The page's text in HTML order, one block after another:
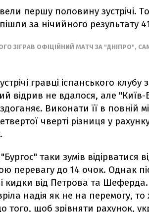
першу половину зустрічі.
за нічийного результату
ЗІГРАВ ОФІЦІЙНИЙ МАТЧ ЗА "ДНІПРО",
гравці іспанського клубу
відрив не вдалося, але "Київ-
Виконати її в повній
чверті різниця у
таки зумів відірватися
перевагу до 14 очок. Однак
кидки від Петрова та
надія як не на перемогу, то
того, щоб зрівняти рахунок,